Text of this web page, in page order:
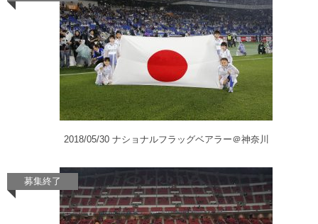
2018/05/30 ナショナルフラッグベアラー＠神奈川